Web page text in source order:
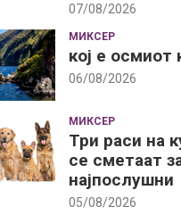
07/08/2026
МИКСЕР
кој е осмиот
06/08/2026
МИКСЕР
Три раси на
се сметаат
најпослушни
05/08/2026